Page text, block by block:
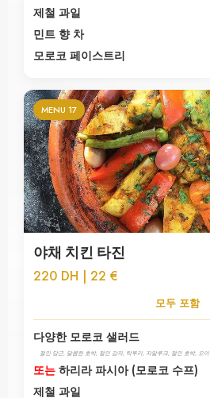
제철 과일
민트 향 차
모로코 페이스트리
MENU 17
야채 치킨 타진
220 DH | 22 €
모두 포함
다양한 모로코 샐러드
절인 당근, 달콤한 호박, 절인 감자, 탁투카, 자알루크, 절인 호박, 오이
또는 하리라 파시아 (모로코 수프)
제철 과일